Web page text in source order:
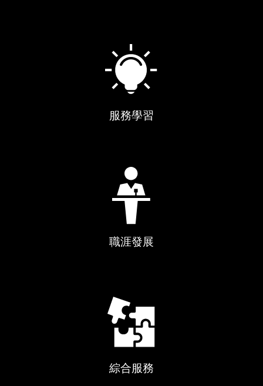
服務學習
職涯發展
綜合服務